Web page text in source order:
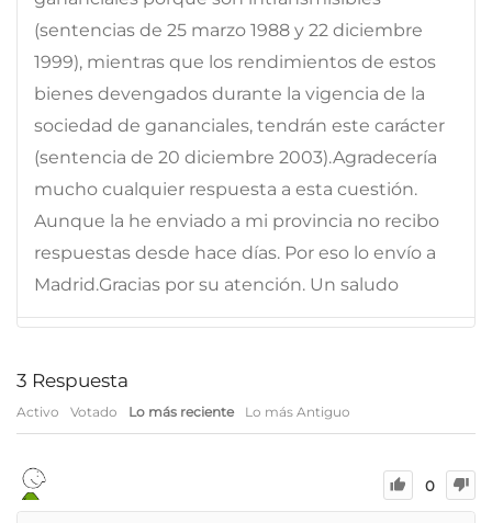
(sentencias de 25 marzo 1988 y 22 diciembre
1999), mientras que los rendimientos de estos
bienes devengados durante la vigencia de la
sociedad de gananciales, tendrán este carácter
(sentencia de 20 diciembre 2003).Agradecería
mucho cualquier respuesta a esta cuestión.
Aunque la he enviado a mi provincia no recibo
respuestas desde hace días. Por eso lo envío a
Madrid.Gracias por su atención. Un saludo
3 Respuesta
Activo Votado Lo más reciente Lo más Antiguo
0